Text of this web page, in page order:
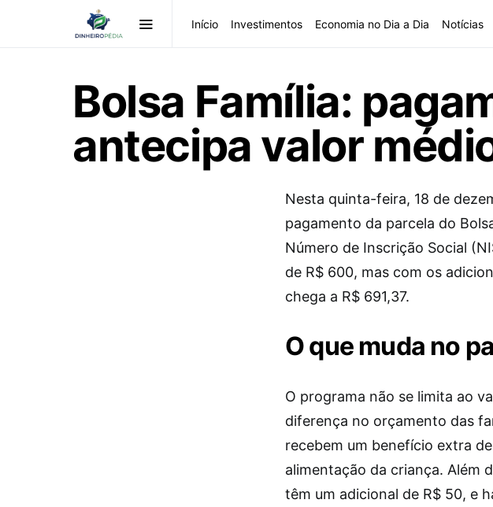
Início Investimentos Economia no Dia a Dia Notícias
Bolsa Família:
antecipa valor
Nesta quinta-feira, 18 de
pagamento da parcela do
Número de Inscrição Social
de R$ 600, mas com os
chega a R$ 691,37.
O que muda no
O programa não se limita ao
diferença no orçamento das
recebem um benefício extra
alimentação da criança. Além
têm um adicional de R$ 50, e